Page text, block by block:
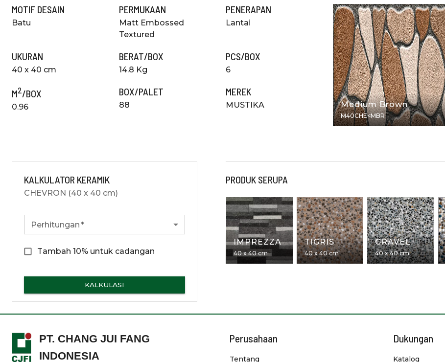
MOTIF DESAIN
Batu
PERMUKAAN
Matt Embossed
Textured
PENERAPAN
Lantai
UKURAN
40 x 40 cm
BERAT/BOX
14.8 Kg
PCS/BOX
6
M2/BOX
0.96
BOX/PALET
88
MEREK
MUSTIKA Medium Brown
M40CHE<MBR
KALKULATOR KERAMIK
CHEVRON (40 x 40 cm)
Perhitungan*
Tambah 10% untuk cadangan
KALKULASI
PRODUK SERUPA
IMPREZZA
40 x 40 cm
TIGRIS
40 x 40 cm
GRAVEL
40 x 40 cm
PT. CHANG JUI FANG
INDONESIA
Perusahaan
Tentang
Dukungan
Katalog